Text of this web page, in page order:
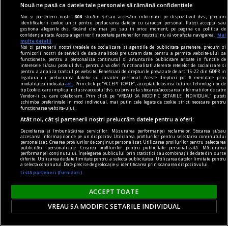
Cum ne pregătim pentru Paște
Masa de Paște este un moment special în care
familia și prietenii se adună pentru a sărbători și
a petrece timp împreună.
credit rapid
Ce putem face atunci când avem nevoie de un
Nouă ne pasă ca datele tale personale să rămână confidențiale
Noi și partenerii noștri606 stocăm și/sau accesăm informații pe dispozitivul dvs., precum
identificatorii cookie unici pentru prelucrarea datelor cu caracter personal. Puteți accepta sau
gestiona alegerile dvs. făcând clic mai jos sau în orice moment, pe pagina cu politica de
confidențialitate. Aceste alegeri vor fi raportate partenerilor noștri și nu vă vor afecta navigarea.
Mai
multe detalii
Noi si partenerii nostri (retelele de socializare si agentiile de publicitate partenere, precum si
furnizorii nostri de servicii de date analitice) prelucram date pentru a permite website-ului sa
functioneze, pentru a personaliza continutul si anunturile publicitare afisate in functie de
interesele si/sau profilul dvs., pentru a va oferi functionalitati aferente retelelor de socializare si
pentru a analiza traficul pe website. Beneficiati de drepturile prevazute de art. 15-22 din GDPR in
legatura cu prelucrarea datelor cu caracter personal. Aceste drepturi pot fi exercitate prin
modalitatea indicataaici
. Prin click pe “ACCEPT TOATE”, acceptati folosirea tuturor Tehnologiilor de
tip Cookie, care implica inclusiv acceptul dvs. cu privire la stocarea/accesarea informatiilor de catre
Vendor-ii cu care colaboram. Prin click pe “VREAU SA MODIFIC SETARILE INDIVIDUAL” puteti
schimba preferintele in mod individual, mai putin cele legate de cookie strict necesare pentru
functionarea website-ului.
Atât noi, cât și partenerii noștri prelucrăm datele pentru a oferi:
Dezvoltarea și îmbunătățirea serviciilor. Măsurarea performanței reclamelor. Stocarea și/sau
accesarea informațiilor de pe un dispozitiv. Utilizarea profilurilor pentru selectarea conținutului
personalizat. Crearea profilurilor de conținut personalizat. Utilizarea profilurilor pentru selectarea
publicității personalizate. Crearea profilurilor pentru publicitate personalizată. Măsurarea
performanței conținutului. Înțelegerea publicului prin statistici sau combinații de date din surse
diferite. Utilizarea de date limitate pentru a selecta publicitatea. Utilizarea datelor limitate pentru
a selecta conținutul. Date precise de geolocație și identificarea prin scanarea dispozitivului.
Listă parteneri (furnizori)
ACCEPT TOATE
VREAU SA MODIFIC SETARILE INDIVIDUAL